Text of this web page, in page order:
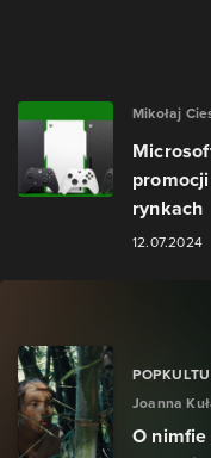
Mikołaj
rynkach
12.07.2024
Joanna
O